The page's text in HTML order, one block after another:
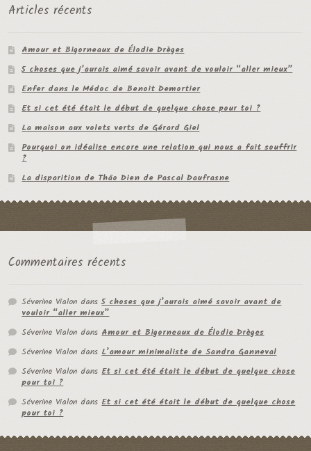
Articles récents
Amour et Bigorneaux de Élodie Drèges
5 choses que j’aurais aimé savoir avant de vouloir “aller mieux”
Enfer dans le Médoc de Benoit Demortier
Et si cet été était le début de quelque chose pour toi ?
La maison aux volets verts de Gérard Giel
Pourquoi on idéalise encore une relation qui nous a fait souffrir
?
La disparition de Thâo Dien de Pascal Daufrasne
Commentaires récents
Séverine Vialon dans5 choses que j’aurais aimé savoir avant de
vouloir “aller mieux”
Séverine Vialon dans Amour et Bigorneaux de Élodie Drèges
Séverine Vialon dans L’amour minimaliste de Sandra Ganneval
Séverine Vialon dans Et si cet été était le début de quelque chose
pour toi ?
Séverine Vialon dans Et si cet été était le début de quelque chose
pour toi ?